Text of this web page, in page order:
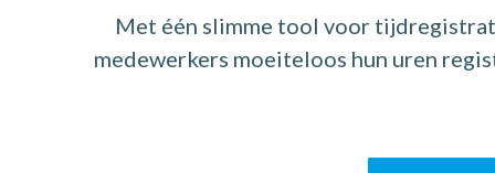
Plan
Realtime
Met één slimme tool voor
medewerkers moeiteloos hun uren